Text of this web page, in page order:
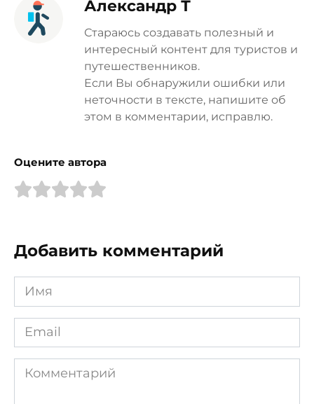
Александр Т
Стараюсь создавать полезный и
интересный контент для туристов и
путешественников.
Если Вы обнаружили ошибки или
неточности в тексте, напишите об
этом в комментарии, исправлю.
Оцените автора
Добавить комментарий
Имя
*
Email
*
Комментарий